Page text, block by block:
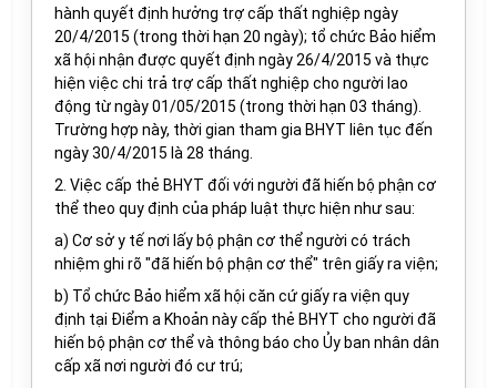
hành quyết định hưởng trợ cấp thất nghiệp ngày
20/4/2015 (trong thời hạn 20 ngày); tổ chức Bảo hiểm
xã hội nhận được quyết định ngày 26/4/2015 và thực
hiện việc chi trả trợ cấp thất nghiệp cho người lao
động từ ngày 01/05/2015 (trong thời hạn 03 tháng).
Trường hợp này, thời gian tham gia BHYT liên tục đến
ngày 30/4/2015 là 28 tháng.
2. Việc cấp thẻ BHYT đối với người đã hiến bộ phận cơ
thể theo quy định của pháp luật thực hiện như sau:
a) Cơ sở y tế nơi lấy bộ phận cơ thể người có trách
nhiệm ghi rõ "đã hiến bộ phận cơ thể" trên giấy ra viện;
b) Tổ chức Bảo hiểm xã hội căn cứ giấy ra viện quy
định tại Điểm a Khoản này cấp thẻ BHYT cho người đã
hiến bộ phận cơ thểvà thông báo cho Ủy ban nhân dân
cấp xã nơi người đó cư trú;